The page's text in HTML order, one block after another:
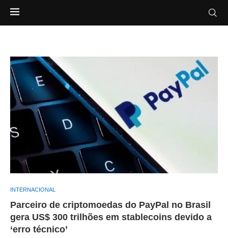
INTERNACIONAL
Parceiro de criptomoedas do PayPal no Brasil
gera US$ 300 trilhões em stablecoins devido a
‘erro técnico’